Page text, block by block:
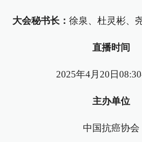
大会秘书长： 徐泉、杜灵彬、
直播时间
2025年4月20日
主办单位
中国抗癌协会